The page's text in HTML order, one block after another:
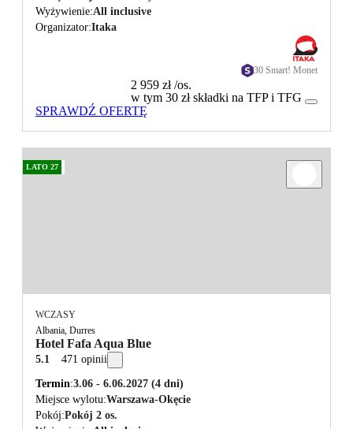
Wyżywienie All inclusive
Organizator Itaka
30 Smart! Monet
2 959 zł/os.
w tym 30 zł składki na TFP i TFG
SPRAWDŹ OFERTĘ
LATO 27
WCZASY
Albania, Durres
Hotel Fafa Aqua Blue
5.1 471 opinii
Termin 3.06 - 6.06.2027 (4 dni)
Miejsce wylotu Warszawa-Okęcie
Pokój Pokój 2 os.